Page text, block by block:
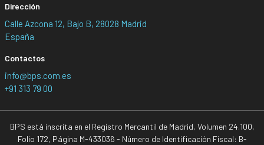
Dirección
Calle Azcona 12, Bajo B, 28028 Madrid
España
Contactos
info@bps.com.es
+91 313 79 00
BPS está inscrita en el Registro Mercantil de Madrid, Volumen 24.100,
Folio 172, Página M-433036 - Número de Identificación Fiscal: B-